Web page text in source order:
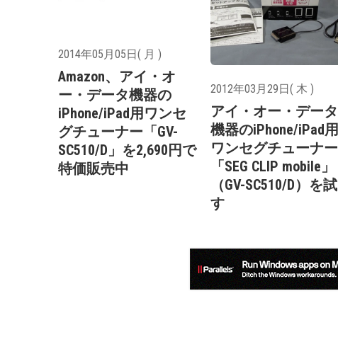
2014年05月05日( 月 )
Amazon、アイ・オ
ー・データ機器の
iPhone/iPad用ワンセ
グチューナー「GV-
SC510/D」を2,690円で
特価販売中
2012年03月29日( 木 )
アイ・オー・データ
機器のiPhone/iPad用
ワンセグチューナー
「SEG CLIP mobile」
（GV-SC510/D）を試
す